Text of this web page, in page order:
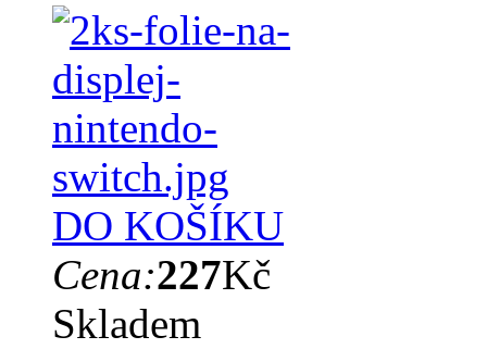
DO KOŠÍKU
Cena:227Kč
Skladem